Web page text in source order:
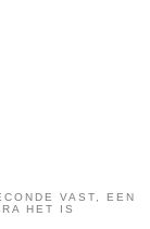
VAST, EEN
HET IS